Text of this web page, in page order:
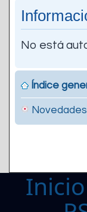
No está
Índice
Novedades
Inicio